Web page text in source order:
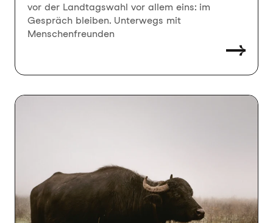
vor der Landtagswahl vor allem eins: im
Gespräch bleiben. Unterwegs mit
Menschenfreunden